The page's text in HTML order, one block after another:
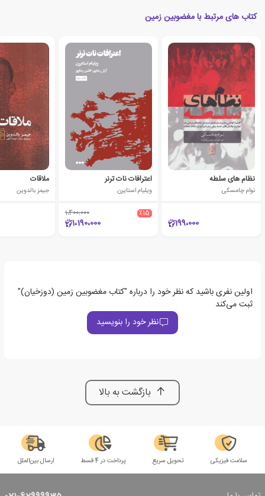
کتاب های مرتبط با مغضوبین‏ زمین
نظام های سلطه
نوام چامسکی
199،000
اعترافات نات ترنر
ویلیام استایرن
٪15 1،400،000
1،190،000
ملاقات
جیمز بالدوین
اولین نفری باشید که نظر خود را درباره "کتاب مغضوبین‏ زمین (دوزخیان)"
ثبت می‌کند
نظر خود را بنویسید
بازگشت به بالا
سلامت فیزیکی تحویل سریع پرداخت در 4 قسط ارسال بین‌الملل